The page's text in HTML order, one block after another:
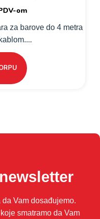
om
za barove do 4 metra
Vam dosađujemo.
smatramo da Vam